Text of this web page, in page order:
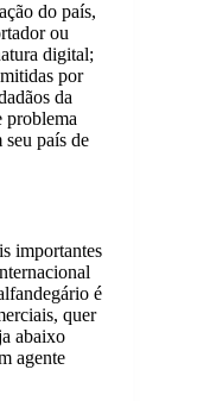
do país,
ou
digital;
por
da
problema
país de
importantes
é
quer
abaixo
agente